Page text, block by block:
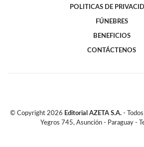
POLITICAS DE
FÚNEBRES
BENEFICIOS
CONTÁCTENOS
© Copyright 2026 Editorial AZETA S.A. -
Yegros 745, Asunción - Paraguay -